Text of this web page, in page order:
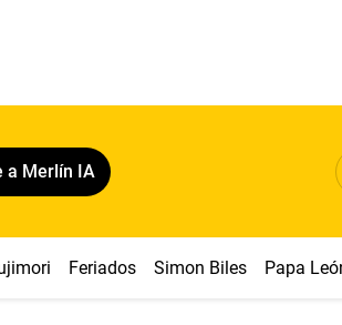
a Merlín IA
Feriados Simon Biles Papa